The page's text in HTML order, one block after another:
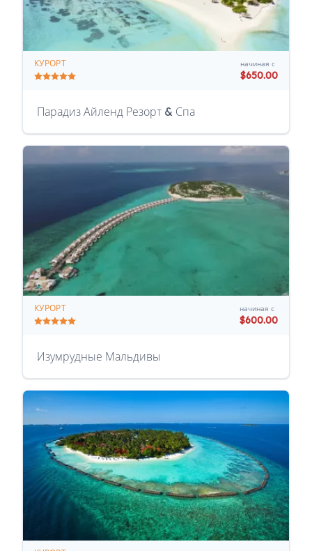
КУРОРТ начиная с
$650.00
Парадиз Айленд Резорт & Спа
КУРОРТ начиная с
$600.00
Изумрудные Мальдивы